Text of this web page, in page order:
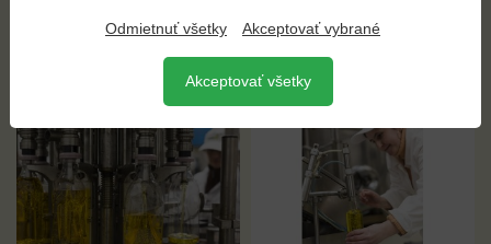
Vhodnosť oleja pre jednotlivé spôsoby použitia v kuchyni závisí
Odmietnuť všetky Akceptovať vybrané
Akceptovať všetky